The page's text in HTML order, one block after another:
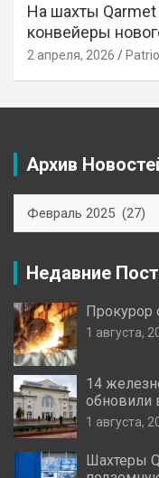
На шахты
конвейеры
2 апреля, 2026
Архив
Новостей
Недавние
Прокурор
1 августа,
14
обновили
1 августа,
Шахтеры